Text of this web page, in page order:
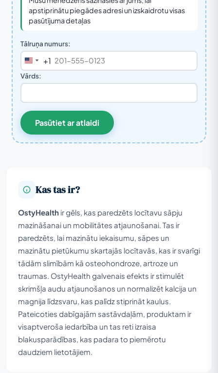
apstiprinātu piegādes adresi un izskaidrotu visas
pasūtījuma detaļas
Tālruņa numurs:
United
States
+1
Vārds:
Pasūtiet ar atlaidi
Kas tas ir?
OstyHealth ir gēls, kas paredzēts locītavu sāpju
mazināšanai un mobilitātes atjaunošanai. Tas ir
paredzēts, lai mazinātu iekaisumu, sāpes un
mazinātu pietūkumu skartajās locītavās, kas ir svarīgi
tādām slimībām kā osteohondroze, artroze un
traumas. OstyHealth galvenais efekts ir stimulēt
skrimšļa audu atjaunošanos un normalizēt kalcija un
magnija līdzsvaru, kas palīdz stiprināt kaulus.
Pateicoties dabīgajām sastāvdaļām, produktam ir
visaptveroša iedarbība un tas reti izraisa
blakusparādības, kas padara to piemērotu
daudziem lietotājiem.